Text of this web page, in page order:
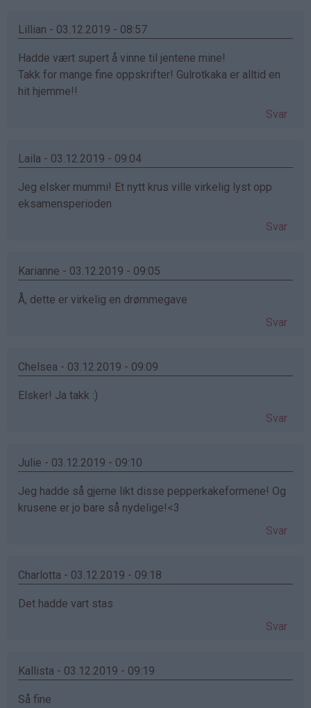
Lillian - 03.12.2019 - 08:57
Hadde vært supert å vinne til jentene mine!
Takk for mange fine oppskrifter! Gulrotkaka er alltid en
hit hjemme!!
Svar
Laila - 03.12.2019 - 09:04
Jeg elsker mummi! Et nytt krus ville virkelig lyst opp
eksamensperioden
Svar
Karianne - 03.12.2019 - 09:05
Å, dette er virkelig en drømmegave
Svar
Chelsea - 03.12.2019 - 09:09
Elsker! Ja takk :)
Svar
Julie - 03.12.2019 - 09:10
Jeg hadde så gjerne likt disse pepperkakeformene! Og
krusene er jo bare så nydelige!<3
Svar
Charlotta - 03.12.2019 - 09:18
Det hadde vart stas
Svar
Kallista - 03.12.2019 - 09:19
Så fine